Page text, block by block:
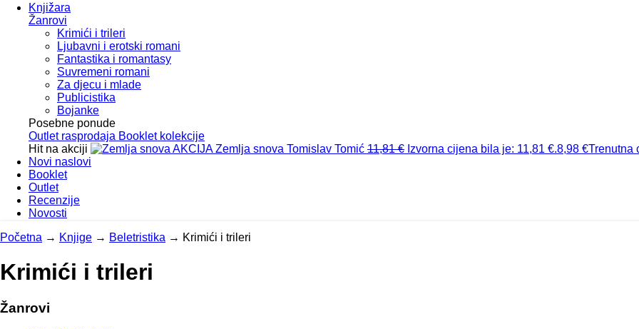
Knjižara
Žanrovi
Krimići i trileri
Ljubavni i erotski romani
Fantastika i romantasy
Suvremeni romani
Za djecu i mlade
Publicistika
Bojanke
Posebne ponude
Outlet rasprodaja Booklet kolekcije
Hit na akciji
AKCIJA Zemlja snova Tomislav Tomić 11,81€ Izvorna cijena bila je: 11,81 €.8,98 €Trenutna
Novi naslovi
Booklet
Outlet
Recenzije
Novosti
Početna → Knjige → Beletristika → Krimići i trileri
Krimići i trileri
Žanrovi